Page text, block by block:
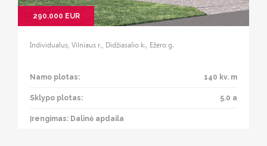
290.000 EUR
Individualus, Vilniaus r., Didžiasalio k., Ežero g.
Namo plotas: 140 kv. m
Sklypo plotas: 5.0 a
Įrengimas: Dalinė apdaila